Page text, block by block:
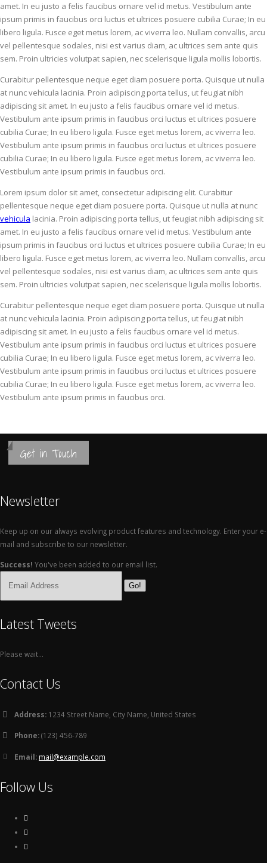
amet. In eu justo a felis faucibus ornare vel id metus. Vestibulum ante
ipsum primis in faucibus orci luctus et ultrices posuere cubilia Curae; In eu
libero ligula. Fusce eget metus lorem, ac viverra leo. Nullam convallis, arcu
vel pellentesque sodales, nisi est varius diam, ac ultrices sem ante quis
sem. Proin ultricies volutpat sapien, nec scelerisque ligula mollis lobortis.
Curabitur pellentesque neque eget diam posuere porta. Quisque ut nulla
at nunc vehicula lacinia. Proin adipiscing porta tellus, ut feugiat nibh
adipiscing sit amet. In eu justo a felis faucibus ornare vel id metus.
Vestibulum ante ipsum primis in faucibus orci luctus et ultrices posuere
cubilia Curae; In eu libero ligula. Fusce eget metus lorem, ac viverra leo.
Vestibulum ante ipsum primis in faucibus orci luctus et ultrices posuere
cubilia Curae; In eu libero ligula. Fusce eget metus lorem, ac viverra leo.
Vestibulum ante ipsum primis in faucibus orci.
Lorem ipsum dolor sit amet, consectetur adipiscing elit. Curabitur
pellentesque neque eget diam posuere porta. Quisque ut nulla at nunc
vehicula lacinia. Proin adipiscing porta tellus, ut feugiat nibh adipiscing sit
amet. In eu justo a felis faucibus ornare vel id metus. Vestibulum ante
ipsum primis in faucibus orci luctus et ultrices posuere cubilia Curae; In eu
libero ligula. Fusce eget metus lorem, ac viverra leo. Nullam convallis, arcu
vel pellentesque sodales, nisi est varius diam, ac ultrices sem ante quis
sem. Proin ultricies volutpat sapien, nec scelerisque ligula mollis lobortis.
Curabitur pellentesque neque eget diam posuere porta. Quisque ut nulla
at nunc vehicula lacinia. Proin adipiscing porta tellus, ut feugiat nibh
adipiscing sit amet. In eu justo a felis faucibus ornare vel id metus.
Vestibulum ante ipsum primis in faucibus orci luctus et ultrices posuere
cubilia Curae; In eu libero ligula. Fusce eget metus lorem, ac viverra leo.
Vestibulum ante ipsum primis in faucibus orci luctus et ultrices posuere
cubilia Curae; In eu libero ligula. Fusce eget metus lorem, ac viverra leo.
Vestibulum ante ipsum primis in faucibus orci.
Get in Touch
Newsletter
Keep up on our always evolving product features and technology. Enter your e-
mail and subscribe to our newsletter.
Success! You've been added to our email list.
Go!
Latest Tweets
Please wait...
Contact Us
Address: 1234 Street Name, City Name, United States
Phone:(123) 456-789
Email: mail@example.com
Follow Us